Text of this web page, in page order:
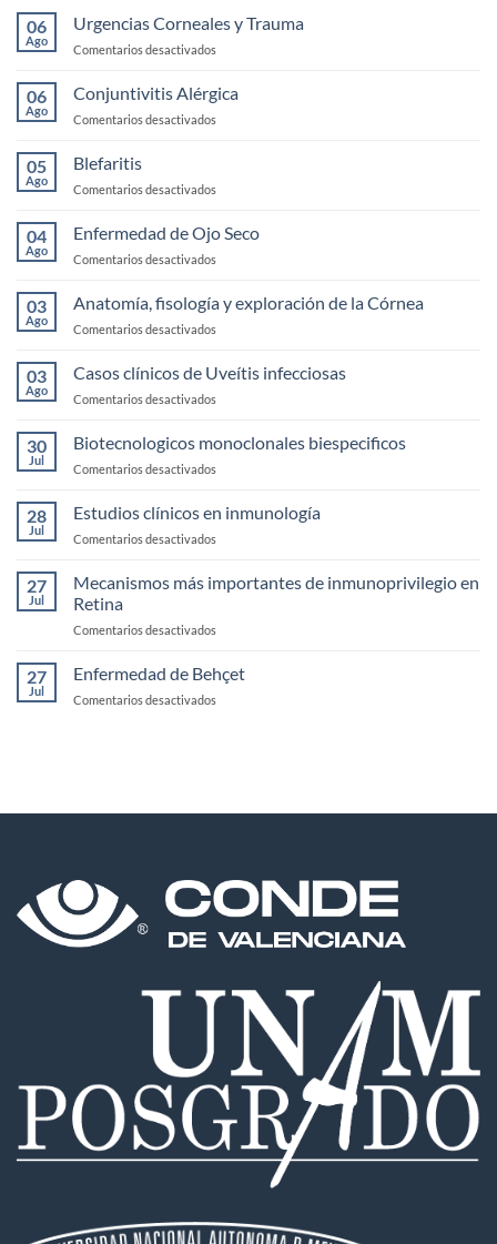
06
Ago
Urgencias Corneales y Trauma
Comentarios desactivados
Corneales
y
Trauma
06
Ago
Conjuntivitis Alérgica
Comentarios desactivados
05
Ago
Blefaritis
Comentarios desactivados
04
Ago
Enfermedad de Ojo Seco
Comentarios desactivados
Ojo
Seco
03
Ago
Anatomía, fisología y exploración de la Córnea
Comentarios desactivados
fisología
exploración
la
03
Ago
Casos clínicos de Uveítis infecciosas
Comentarios desactivados
clínicos
de
Uveítis
30
Jul
Biotecnologicos monoclonales biespecificos
Comentarios desactivados
monoclonales
biespecificos
28
Jul
Estudios clínicos en inmunología
Comentarios desactivados
en
27
Jul
Mecanismos más importantes de inmunoprivilegio en
Retina
Comentarios desactivados
importantes
de
27
Jul
Enfermedad de Behçet
Comentarios desactivados